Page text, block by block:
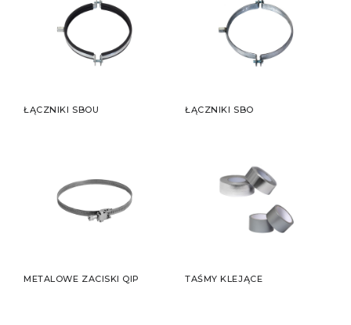
ŁĄCZNIKI SBOU ŁĄCZNIKI SBO
METALOWE ZACISKI QIP TAŚMY KLEJĄCE